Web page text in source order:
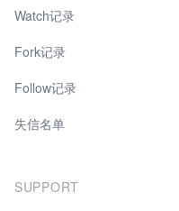
Watch记录
Fork记录
Follow记录
失信名单
SUPPORT